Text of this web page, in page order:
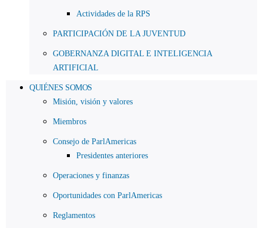
Actividades de la RPS
PARTICIPACIÓN DE LA JUVENTUD
GOBERNANZA DIGITAL E INTELIGENCIA
ARTIFICIAL
QUIÉNES SOMOS
Misión, visión y valores
Miembros
Consejo de ParlAmericas
Presidentes anteriores
Operaciones y finanzas
Oportunidades con ParlAmericas
Reglamentos